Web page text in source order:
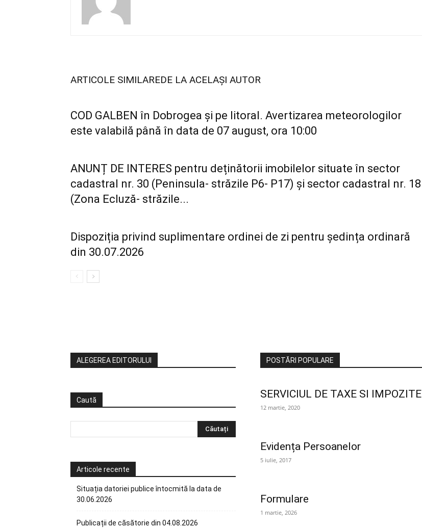
ARTICOLE SIMILAREDE LA ACELAȘI AUTOR
COD GALBEN în Dobrogea și pe litoral. Avertizarea meteorologilor
este valabilă până în data de 07 august, ora 10:00
ANUNȚ DE INTERES pentru deținătorii imobilelor situate în sector
cadastral nr. 30 (Peninsula- străzile P6- P17) și sector cadastral nr. 18
(Zona Ecluză- străzile...
Dispoziția privind suplimentare ordinei de zi pentru ședința ordinară
din 30.07.2026
ALEGEREA EDITORULUI
Caută
Articole recente
Situația datoriei publice întocmită la data de
30.06.2026
Publicații de căsătorie din 04.08.2026
POSTĂRI POPULARE
SERVICIUL DE TAXE SI IMPOZITE
12 martie, 2020
Evidența Persoanelor
5 iulie, 2017
Formulare
1 martie, 2026